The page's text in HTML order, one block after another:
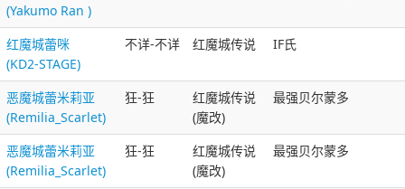
(Yakumo Ran )
红魔城蕾咪
(KD2-STAGE)
不详-不详 红魔城传说 IF氏
恶魔城蕾米莉亚
(Remilia_Scarlet)
狂-狂
红魔城传说
(魔改)
最强贝尔蒙多
恶魔城蕾米莉亚
(Remilia_Scarlet)
狂-狂
红魔城传说
(魔改)
最强贝尔蒙多